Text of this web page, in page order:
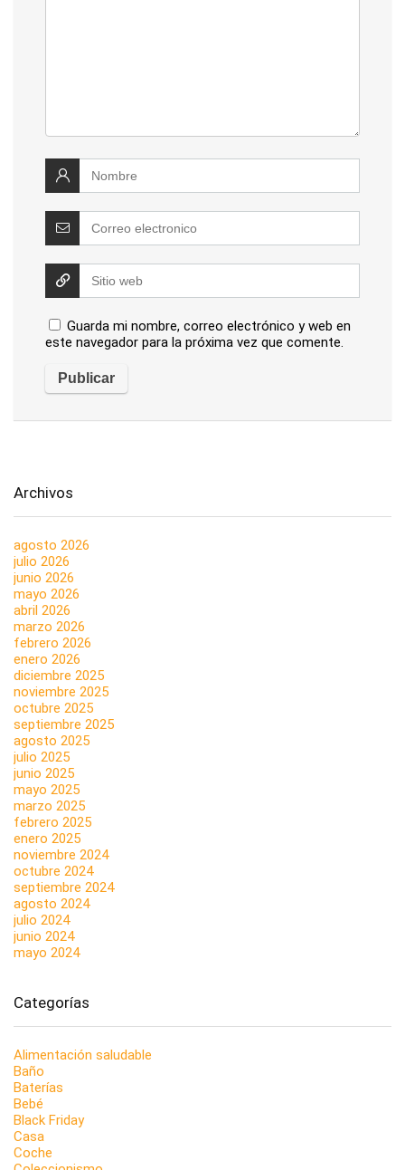
Guarda mi nombre, correo electrónico y web en
este navegador para la próxima vez que comente.
Archivos
agosto 2026
julio 2026
junio 2026
mayo 2026
abril 2026
marzo 2026
febrero 2026
enero 2026
diciembre 2025
noviembre 2025
octubre 2025
septiembre 2025
agosto 2025
julio 2025
junio 2025
mayo 2025
marzo 2025
febrero 2025
enero 2025
noviembre 2024
octubre 2024
septiembre 2024
agosto 2024
julio 2024
junio 2024
mayo 2024
Categorías
Alimentación saludable
Baño
Baterías
Bebé
Black Friday
Casa
Coche